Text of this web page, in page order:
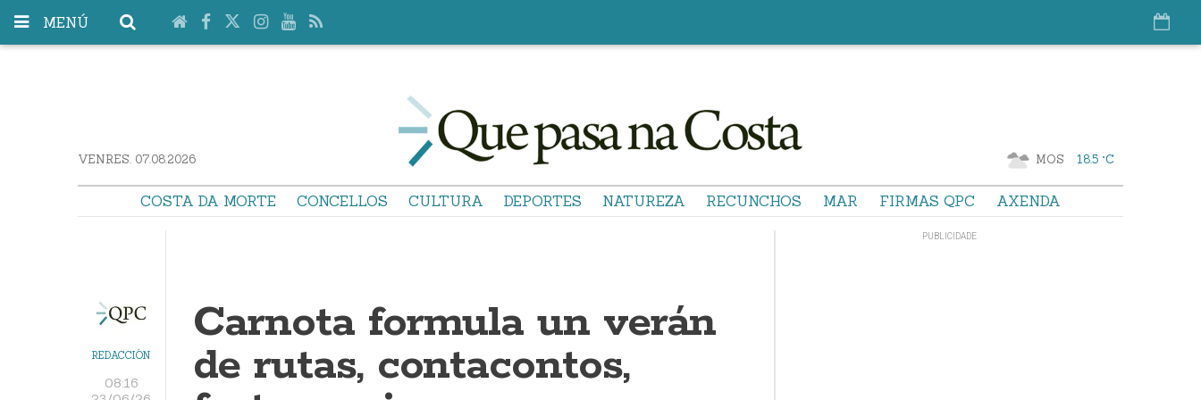
MENÚ
VENRES. 07.08.2026 MOS 18.5 °C
COSTA DA MORTE CONCELLOS CULTURA DEPORTES NATUREZA RECUNCHOS MAR FIRMAS QPC AXENDA
REDACCIÓN
08:16
Carnota formula un verán
de rutas, contacontos,